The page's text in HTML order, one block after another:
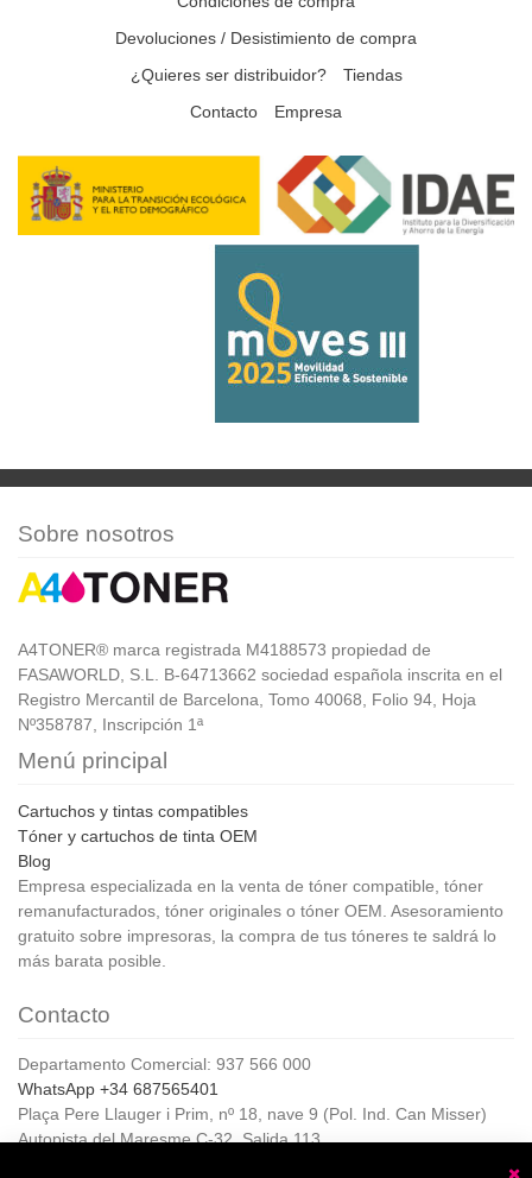
Devoluciones / Desistimiento de compra
¿Quieres ser distribuidor?
Tiendas
Contacto
Empresa
Sobre nosotros
A4TONER® marca registrada M4188573 propiedad de
FASAWORLD, S.L. B-64713662 sociedad española inscrita en el
Registro Mercantil de Barcelona, Tomo 40068, Folio 94, Hoja
Nº358787, Inscripción 1ª
Menú principal
Cartuchos y tintas compatibles
Tóner y cartuchos de tinta OEM
Blog
Empresa especializada en la venta de tóner compatible, tóner
remanufacturados, tóner originales o tóner OEM. Asesoramiento
gratuito sobre impresoras, la compra de tus tóneres te saldrá lo
más barata posible.
Contacto
Departamento Comercial: 937 566 000
WhatsApp +34 687565401
Plaça Pere Llauger i Prim, nº 18, nave 9 (Pol. Ind. Can Misser)
Autopista del Maresme C-32, Salida 113